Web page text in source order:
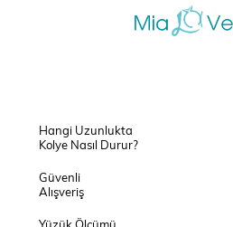
Hangi Uzunlukta
Kolye Nasıl Durur?
Güvenli
Alışveriş